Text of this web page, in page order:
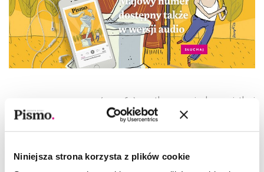
Niniejsza strona korzysta z plików cookie
–(ur. 1962) poetka, prozaiczka, eseistka i
wykładowczyni akademicka. Opublikowała siedem powieści –
twórczość literacką otrzymała liczne nagrody, ostatnio